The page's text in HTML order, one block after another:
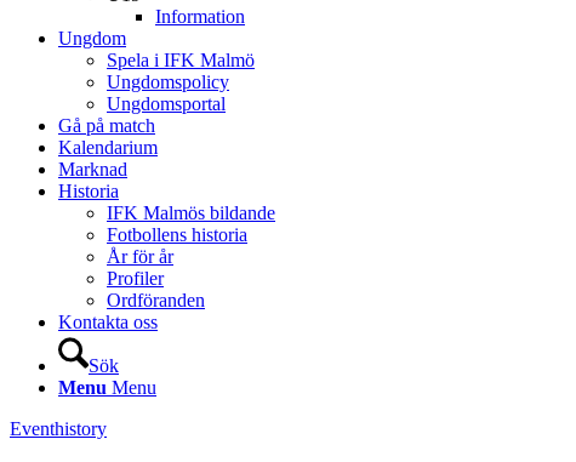
Information
Ungdom
Spela i IFK Malmö
Ungdomspolicy
Ungdomsportal
Gå på match
Kalendarium
Marknad
Historia
IFK Malmös bildande
Fotbollens historia
År för år
Profiler
Ordföranden
Kontakta oss
Sök
Menu Menu
Eventhistory